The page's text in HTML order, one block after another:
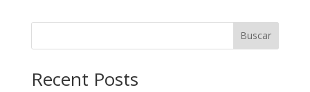
Buscar
Recent Posts